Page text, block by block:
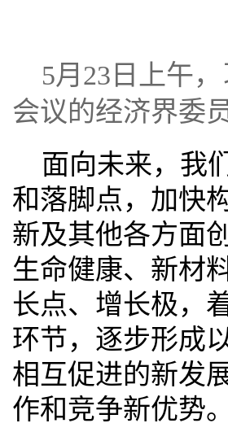
5月23日上午
会议的经济界委
面向未来，我
和落脚点，加快
新及其他各方面
生命健康、新材
长点、增长极，
环节，逐步形成
相互促进的新发
作和竞争新优势。